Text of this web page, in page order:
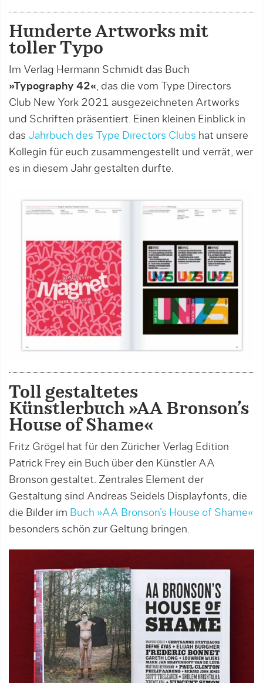
Hunderte Artworks mit
toller Typo
Im Verlag Hermann Schmidt das Buch
»Typography 42«, das die vom Type Directors
Club New York 2021 ausgezeichneten Artworks
und Schriften präsentiert. Einen kleinen Einblick in
das Jahrbuch des Type Directors Clubs hat unsere
Kollegin für euch zusammengestellt und verrät, wer
es in diesem Jahr gestalten durfte.
Toll gestaltetes
Künstlerbuch »AA Bronson’s
House of Shame«
Fritz Grögel hat für den Züricher Verlag Edition
Patrick Frey ein Buch über den Künstler AA
Bronson gestaltet. Zentrales Element der
Gestaltung sind Andreas Seidels Displayfonts, die
die Bilder im Buch »AA Bronson’s House of Shame«
besonders schön zur Geltung bringen.